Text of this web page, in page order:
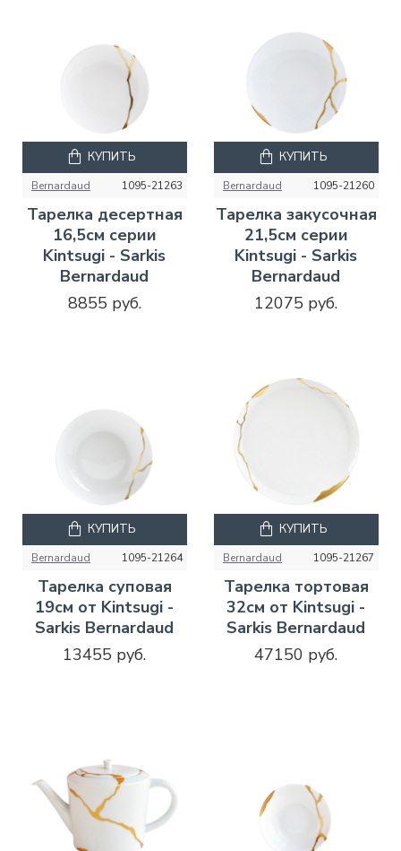
Bernardaud 1095-21263
Тарелка десертная
16,5см серии
Kintsugi - Sarkis
Bernardaud
8855 руб.
КУПИТЬ
Bernardaud 1095-21260
Тарелка закусочная
21,5см серии
Kintsugi - Sarkis
Bernardaud
12075 руб.
КУПИТЬ
Bernardaud 1095-21264
Тарелка суповая
19см от Kintsugi -
Sarkis Bernardaud
13455 руб.
КУПИТЬ
Bernardaud 1095-21267
Тарелка тортовая
32см от Kintsugi -
Sarkis Bernardaud
47150 руб.
КУПИТЬ